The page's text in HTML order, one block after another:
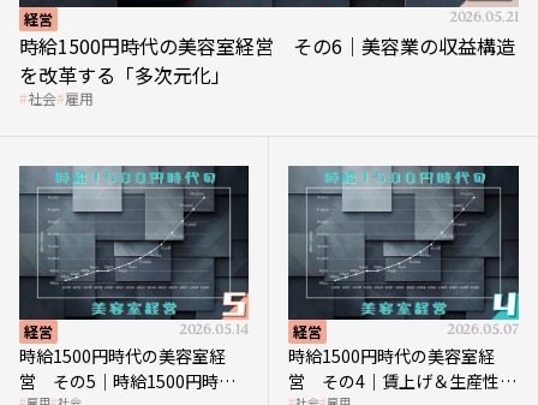
経営 2026.05.21
時給1500円時代の美容室経営 その6｜美容業の収益構造
を改革する「多次元化」
社会 雇用
経営 2026.05.14
時給1500円時代の美容室経
営 その5｜時給1500円時代
経営 2026.05.07
時給1500円時代の美容室経
営 その4｜賃上げ＆生産性向